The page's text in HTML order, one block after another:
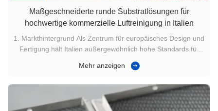
Maßgeschneiderte runde Substratlösungen für
hochwertige kommerzielle Luftreinigung in Italien
1. Markthintergrund Als Zentrum für europäisches Design und
Fertigung hält Italien außergewöhnlich hohe Standards für
Gewerberäumen und medizinischen Umgebungen.
Innenräumen (IAQ) stellt der ...
Mehr anzeigen